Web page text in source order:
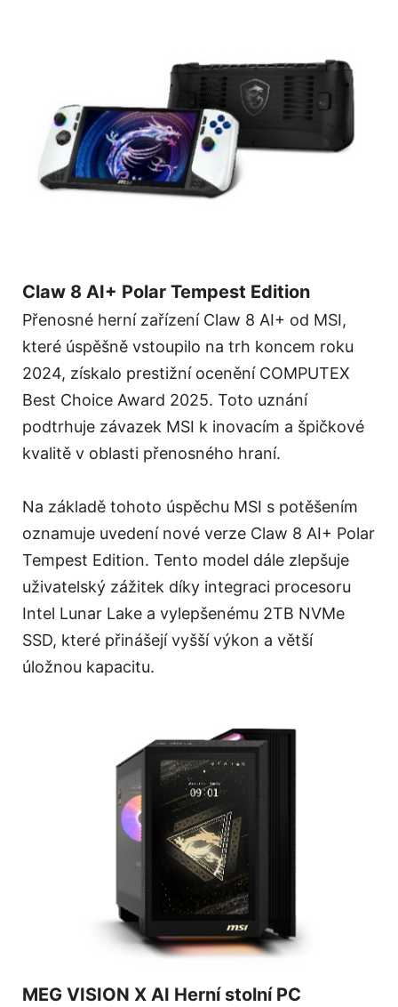
Claw 8 AI+ Polar Tempest Edition
Přenosné herní zařízení Claw 8 AI+ od MSI,
které úspěšně vstoupilo na trh koncem roku
2024, získalo prestižní ocenění COMPUTEX
Best Choice Award 2025. Toto uznání
podtrhuje závazek MSI k inovacím a špičkové
kvalitě v oblasti přenosného hraní.
Na základě tohoto úspěchu MSI s potěšením
oznamuje uvedení nové verze Claw 8 AI+ Polar
Tempest Edition. Tento model dále zlepšuje
uživatelský zážitek díky integraci procesoru
Intel Lunar Lake a vylepšenému 2TB NVMe
SSD, které přinášejí vyšší výkon a větší
úložnou kapacitu.
MEG VISION X AI Herní stolní PC